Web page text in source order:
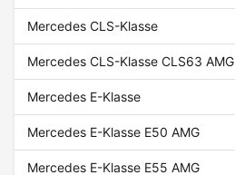
Mercedes CLS-Klasse
Mercedes CLS-Klasse CLS63 AMG
Mercedes E-Klasse
Mercedes E-Klasse E50 AMG
Mercedes E-Klasse E55 AMG